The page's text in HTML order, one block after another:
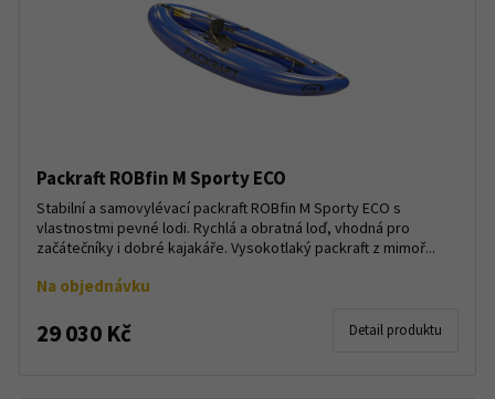
Packraft ROBfin M Sporty ECO
Stabilní a samovylévací packraft ROBfin M Sporty ECO s
vlastnostmi pevné lodi. Rychlá a obratná loď, vhodná pro
začátečníky i dobré kajakáře. Vysokotlaký packraft z mimoř...
Na objednávku
29 030 Kč Detail produktu